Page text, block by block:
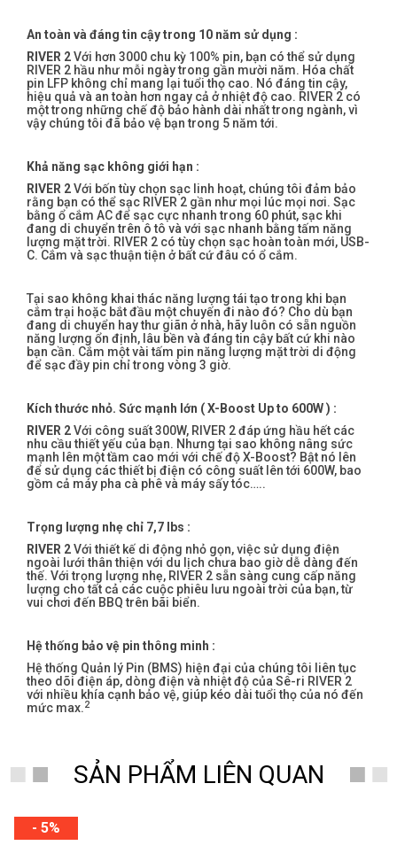
An toàn và đáng tin cậy trong 10 năm sử dụng :
RIVER 2Với hơn 3000 chu kỳ 100% pin, bạn có thể sử dụng
RIVER 2 hầu như mỗi ngày trong gần mười năm. Hóa chất
pin LFP không chỉ mang lại tuổi thọ cao. Nó đáng tin cậy,
hiệu quả và an toàn hơn ngay cả ở nhiệt độ cao. RIVER 2 có
một trong những chế độ bảo hành dài nhất trong ngành, vì
vậy chúng tôi đã bảo vệ bạn trong 5 năm tới.
Khả năng sạc không giới hạn :
RIVER 2Với bốn tùy chọn sạc linh hoạt, chúng tôi đảm bảo
rằng bạn có thể sạc RIVER 2 gần như mọi lúc mọi nơi. Sạc
bằng ổ cắm AC để sạc cực nhanh trong 60 phút, sạc khi
đang di chuyển trên ô tô và với sạc nhanh bằng tấm năng
lượng mặt trời. RIVER 2 có tùy chọn sạc hoàn toàn mới, USB-
C. Cắm và sạc thuận tiện ở bất cứ đâu có ổ cắm.
Tại sao không khai thác năng lượng tái tạo trong khi bạn
cắm trại hoặc bắt đầu một chuyến đi nào đó? Cho dù bạn
đang di chuyển hay thư giãn ở nhà, hãy luôn có sẵn nguồn
năng lượng ổn định, lâu bền và đáng tin cậy bất cứ khi nào
bạn cần. Cắm một vài tấm pin năng lượng mặt trời di động
để sạc đầy pin chỉ trong vòng 3 giờ.
Kích thước nhỏ. Sức mạnh lớn ( X-Boost Up to 600W ) :
RIVER 2Với công suất 300W, RIVER 2 đáp ứng hầu hết các
nhu cầu thiết yếu của bạn. Nhưng tại sao không nâng sức
mạnh lên một tầm cao mới với chế độ X-Boost? Bật nó lên
để sử dụng các thiết bị điện có công suất lên tới 600W, bao
gồm cả máy pha cà phê và máy sấy tóc…..
Trọng lượng nhẹ chỉ 7,7 lbs :
RIVER 2Với thiết kế di động nhỏ gọn, việc sử dụng điện
ngoài lưới thân thiện với du lịch chưa bao giờ dễ dàng đến
thế. Với trọng lượng nhẹ, RIVER 2 sẵn sàng cung cấp năng
lượng cho tất cả các cuộc phiêu lưu ngoài trời của bạn, từ
vui chơi đến BBQ trên bãi biển.
Hệ thống bảo vệ pin thông minh :
Hệ thống Quản lý Pin (BMS) hiện đại của chúng tôi liên tục
theo dõi điện áp, dòng điện và nhiệt độ của Sê-ri RIVER 2
với nhiều khía cạnh bảo vệ, giúp kéo dài tuổi thọ của nó đến
mức max. 2
SẢN PHẨM LIÊN QUAN
- 5%